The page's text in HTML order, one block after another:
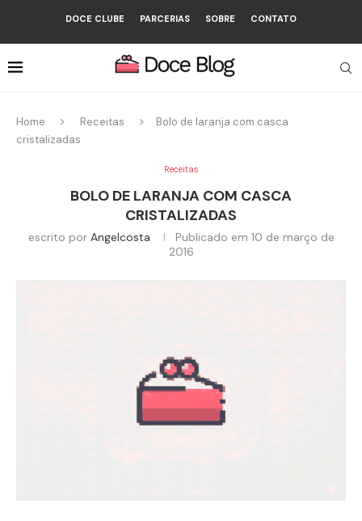
DOCE CLUBE PARCERIAS SOBRE CONTATO
Home Receitas
Bolo de laranja com casca
cristalizadas
Receitas
BOLO DE LARANJA COM CASCA
CRISTALIZADAS
escrito por Angelcosta Publicado em 10 de março de
2016